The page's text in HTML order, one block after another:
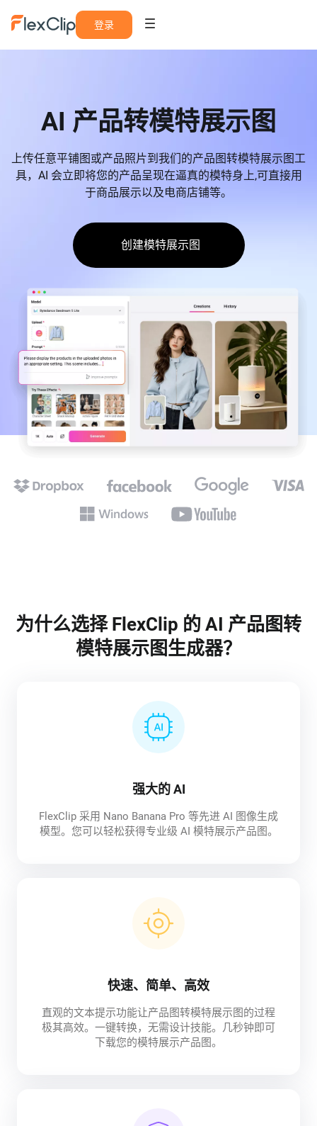
登录
AI 产品转模特展示图
上传任意平铺图或产品照片到我们的产品图转模特展示图工
具，AI 会立即将您的产品呈现在逼真的模特身上,可直接用
于商品展示以及电商店铺等。
创建模特展示图
为什么选择 FlexClip 的 AI 产品图转
模特展示图生成器？
强大的 AI
FlexClip 采用 Nano Banana Pro 等先进 AI 图像生成
模型。您可以轻松获得专业级 AI 模特展示产品图。
快速、简单、高效
直观的文本提示功能让产品图转模特展示图的过程
极其高效。一键转换，无需设计技能。几秒钟即可
下载您的模特展示产品图。